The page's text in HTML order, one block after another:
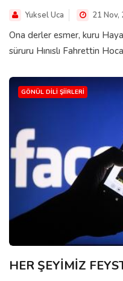
Yuksel Uca 21 Nov,
Ona derler esmer, kuru
süruru Hınıslı Fahrettin
GÖNÜL DILI ŞIIRLERI
HER ŞEYİMİZ